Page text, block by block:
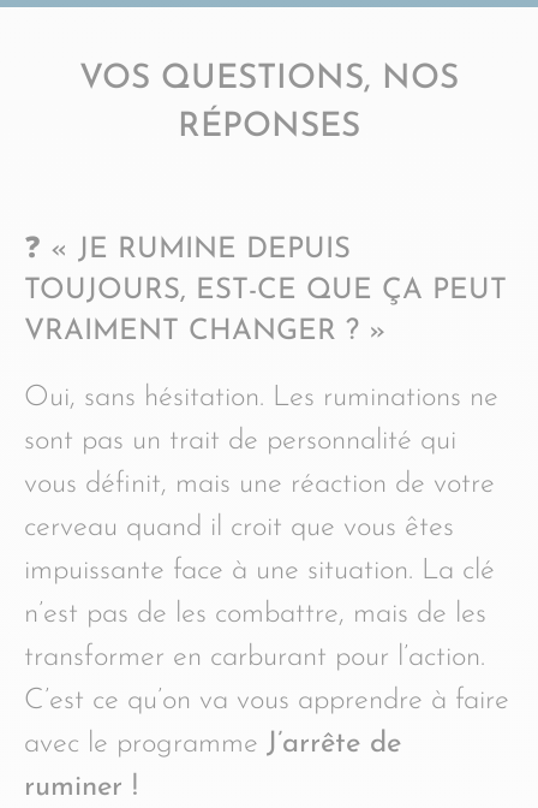
VOS QUESTIONS, NOS
RÉPONSES
❓ « JE RUMINE DEPUIS
TOUJOURS, EST-CE QUE ÇA PEUT
VRAIMENT CHANGER ? »
Oui, sans hésitation. Les ruminations ne
sont pas un trait de personnalité qui
vous définit, mais une réaction de votre
cerveau quand il croit que vous êtes
impuissante face à une situation. La clé
n’est pas de les combattre, mais de les
transformer en carburant pour l’action.
C’est ce qu’on va vous apprendre à faire
avec le programme J’arrête de
ruminer !